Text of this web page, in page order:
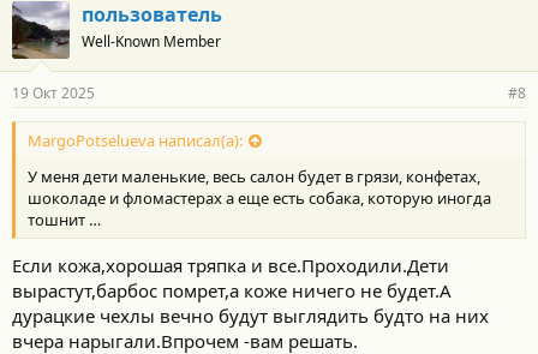
пользователь
Well-Known Member
19 Окт 2025 #8
MargoPotselueva написал(а):
У меня дети маленькие, весь салон будет в грязи, конфетах,
шоколаде и фломастерах а еще есть собака, которую иногда
тошнит …
Если кожа,хорошая тряпка и все.Проходили.Дети
вырастут,барбос помрет,а коже ничего не будет.А
дурацкие чехлы вечно будут выглядить будто на них
вчера нарыгали.Впрочем -вам решать.